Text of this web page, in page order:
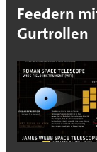
Feedern
Gurtrollen